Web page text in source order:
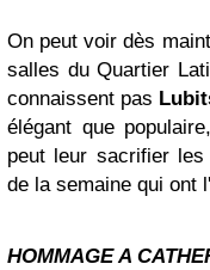
On peut voir dès
salles du Quartier
connaissent pas
élégant que
peut leur sacrifier
de la semaine qui ont
HOMMAGE A